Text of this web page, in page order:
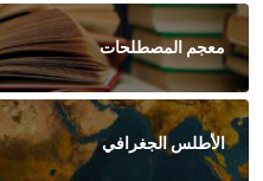
معجم المصطلحات
الأطلس الجغرافي